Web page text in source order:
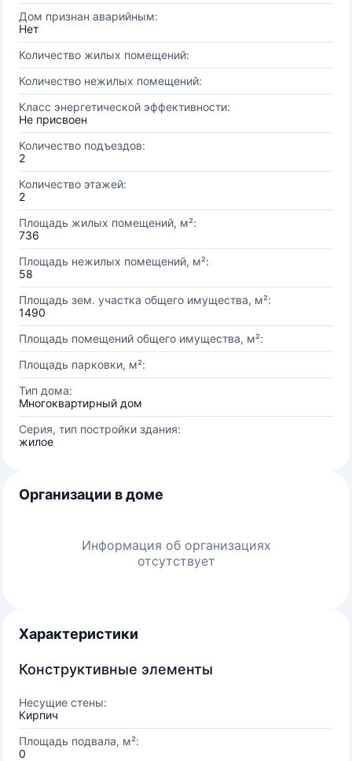
Дом признан аварийным:
Нет
Количество жилых помещений:
Количество нежилых помещений:
Класс энергетической эффективности:
Не присвоен
Количество подъездов:
2
Количество этажей:
2
Площадь жилых помещений, м²:
736
Площадь нежилых помещений, м²:
58
Площадь зем. участка общего имущества, м²:
1490
Площадь помещений общего имущества, м²:
Площадь парковки, м²:
Тип дома:
Многоквартирный дом
Серия, тип постройки здания:
жилое
Организации в доме
Информация об организациях
отсутствует
Характеристики
Конструктивные элементы
Несущие стены:
Кирпич
Площадь подвала, м²:
0